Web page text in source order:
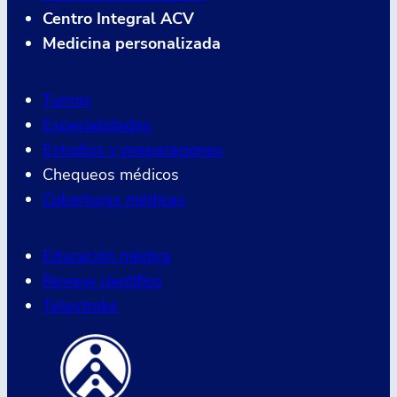
Centro Integral ACV
Medicina personalizada
Turnos
Especialidades
Estudios y preparaciones
Chequeos médicos
Coberturas médicas
Educación médica
Review científico
Telestroke